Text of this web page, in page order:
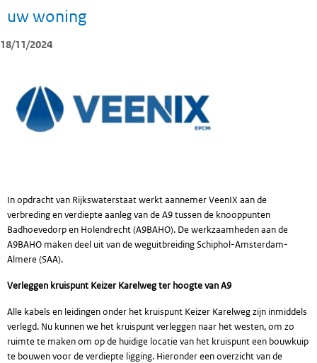
uw woning
18/11/2024
In opdracht van Rijkswaterstaat werkt aannemer VeenIX aan de
verbreding en verdiepte aanleg van de A9 tussen de knooppunten
Badhoevedorp en Holendrecht (A9BAHO). De werkzaamheden aan de
A9BAHO maken deel uit van de weguitbreiding Schiphol-Amsterdam-
Almere (SAA).
Verleggen kruispunt Keizer Karelweg ter hoogte van A9
Alle kabels en leidingen onder het kruispunt Keizer Karelweg zijn inmiddels
verlegd. Nu kunnen we het kruispunt verleggen naar het westen, om zo
ruimte te maken om op de huidige locatie van het kruispunt een bouwkuip
te bouwen voor de verdiepte ligging. Hieronder een overzicht van de